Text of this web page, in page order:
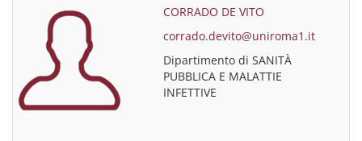
CORRADO DE VITO
corrado.devito@uniroma1.it
Dipartimento di SANITÀ
PUBBLICA E MALATTIE
INFETTIVE